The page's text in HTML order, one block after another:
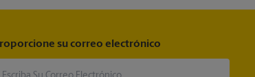
su correo electrónico